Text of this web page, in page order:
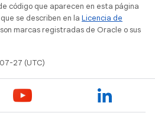
código que aparecen en esta página
se describen en la Licencia de
marcas registradas de Oracle o sus
27 (UTC)